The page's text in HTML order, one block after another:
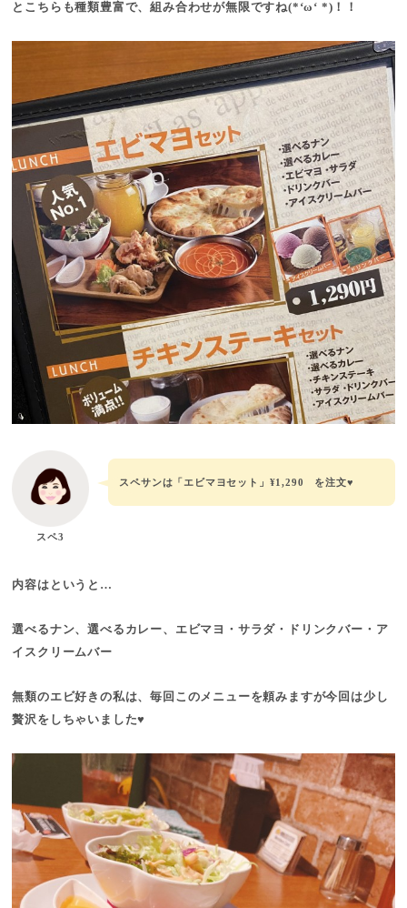
とこちらも種類豊富で、組み合わせが無限ですね(*‘ω‘ *)！！
スペ3
スペサンは「エビマヨセット」¥1,290 を注文♥
内容はというと…
選べるナン、選べるカレー、エビマヨ・サラダ・ドリンクバー・ア
イスクリームバー
無類のエビ好きの私は、毎回このメニューを頼みますが今回は少し
贅沢をしちゃいました♥